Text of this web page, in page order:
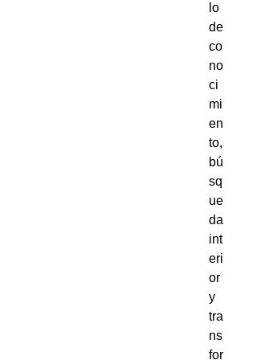
lo
de
co
no
ci
mi
en
to,
bú
sq
ue
da
int
eri
or
y
tra
ns
for